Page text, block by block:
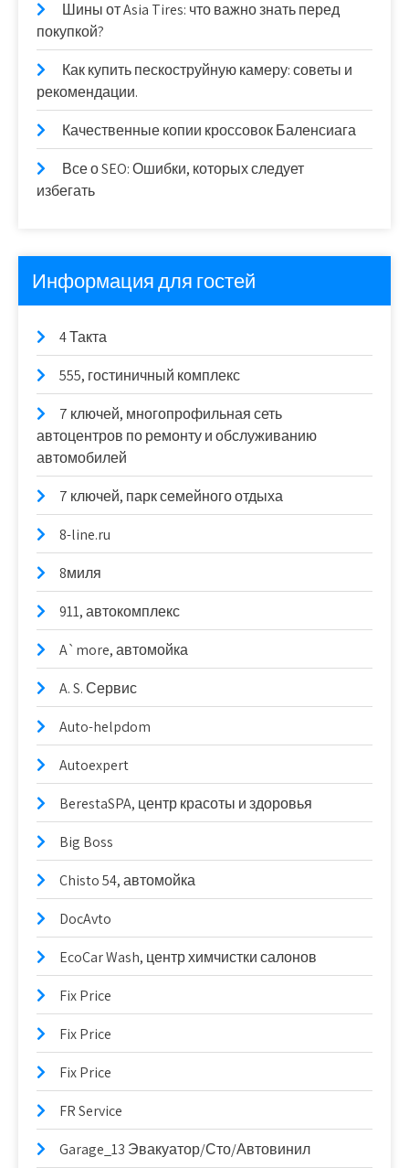
Шины от Asia Tires: что важно знать перед
покупкой?
Как купить пескоструйную камеру: советы и
рекомендации.
Качественные копии кроссовок Баленсиага
Все о SEO: Ошибки, которых следует
избегать
Информация для гостей
4 Такта
555, гостиничный комплекс
7 ключей, многопрофильная сеть
автоцентров по ремонту и обслуживанию
автомобилей
7 ключей, парк семейного отдыха
8-line.ru
8миля
911, автокомплекс
A`more, автомойка
A. S. Сервис
Auto-helpdom
Autoexpert
BerestaSPA, центр красоты и здоровья
Big Boss
Chisto 54, автомойка
DocAvto
EcoCar Wash, центр химчистки салонов
Fix Price
Fix Price
Fix Price
FR Service
Garage_13 Эвакуатор/Сто/Автовинил